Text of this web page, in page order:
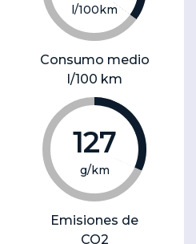
l/100km
Consumo medio
l/100 km
127
g/km
Emisiones de
CO2